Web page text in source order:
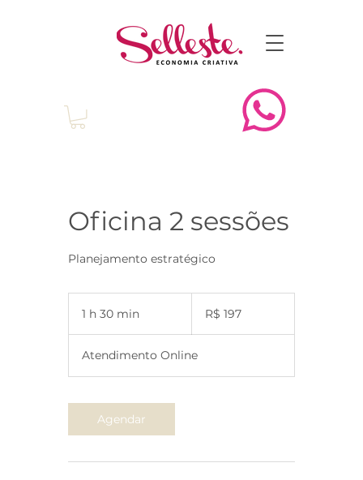
Oficina 2 sessões
Planejamento estratégico
1 h 30 min
m
i
ReaisR$ 197
Atendimento Online
Agendar